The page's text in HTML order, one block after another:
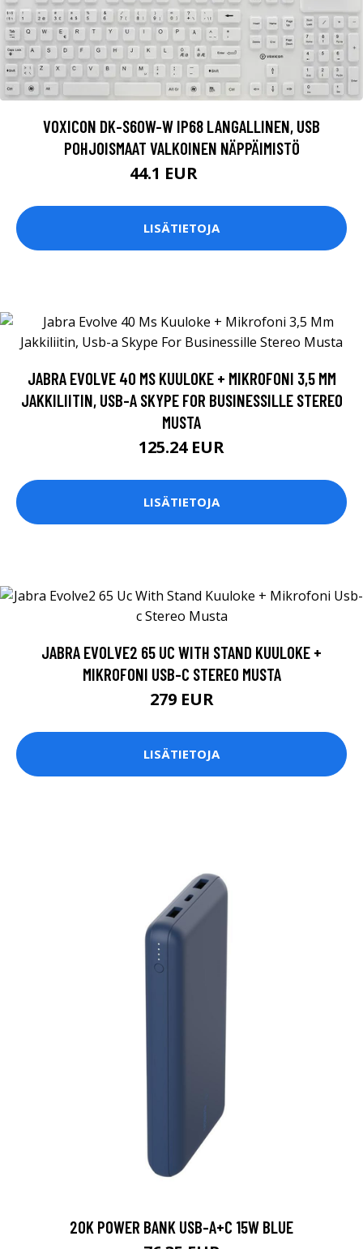
VOXICON DK-S60W-W IP68 LANGALLINEN, USB
POHJOISMAAT VALKOINEN NÄPPÄIMISTÖ
44.1 EUR
LISÄTIETOJA
JABRA EVOLVE 40 MS KUULOKE + MIKROFONI 3,5 MM
JAKKILIITIN, USB-A SKYPE FOR BUSINESSILLE STEREO
MUSTA
125.24 EUR
LISÄTIETOJA
JABRA EVOLVE2 65 UC WITH STAND KUULOKE +
MIKROFONI USB-C STEREO MUSTA
279 EUR
LISÄTIETOJA
20K POWER BANK USB-A+C 15W BLUE